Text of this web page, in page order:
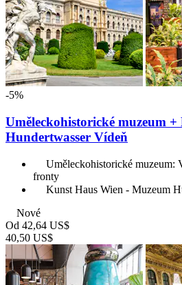
-5%
Uměleckohistorické muzeum +
Hundertwasser Vídeň
Uměleckohistorické muzeum:
fronty
Kunst Haus Wien - Muzeum
Nové
Od 42,64 US$
40,50 US$